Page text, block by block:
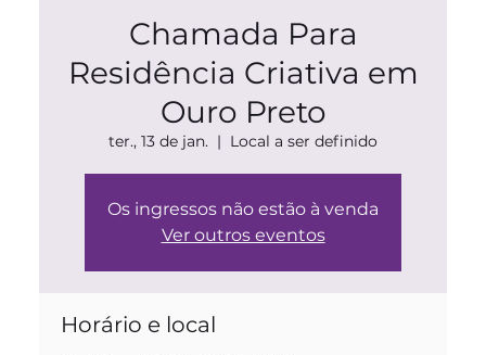
Chamada Para
Residência Criativa em
Ouro Preto
ter., 13 de jan.
  |
Local a ser definido
Os ingressos não estão à venda
Ver outros eventos
Horário e local